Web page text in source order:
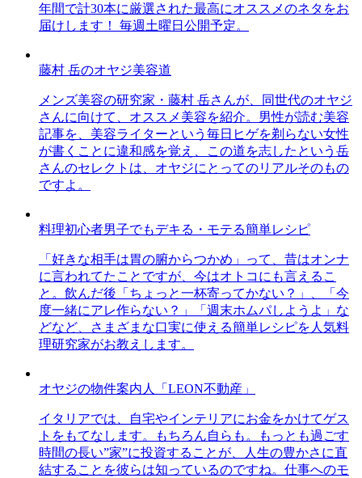
年間で計30本に厳選された最高にオススメのネタをお
届けします！ 毎週土曜日公開予定。
藤村 岳のオヤジ美容道
メンズ美容の研究家・藤村 岳さんが、同世代のオヤジ
さんに向けて、オススメ美容を紹介。男性が読む美容
記事を、美容ライターという毎日ヒゲを剃らない女性
が書くことに違和感を覚え、この道を志したという岳
さんのセレクトは、オヤジにとってのリアルそのもの
ですよ。
料理初心者男子でもデキる・モテる簡単レシピ
「好きな相手は胃の腑からつかめ」って、昔はオンナ
に言われてたことですが、今はオトコにも言えるこ
と。飲んだ後「ちょっと一杯寄ってかない？」、「今
度一緒にアレ作らない？」「週末ホムパしようよ」な
どなど、さまざまな口実に使える簡単レシピを人気料
理研究家がお教えします。
オヤジの物件案内人「LEON不動産」
イタリアでは、自宅やインテリアにお金をかけてゲス
トをもてなします。もちろん自らも。もっとも過ごす
時間の長い”家”に投資することが、人生の豊かさに直
結することを彼らは知っているのですね。仕事へのモ